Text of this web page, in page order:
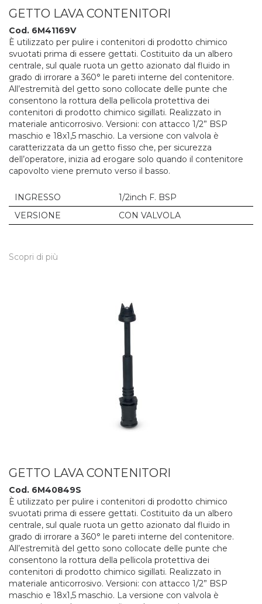
GETTO LAVA CONTENITORI
Cod. 6M41169V
È utilizzato per pulire i contenitori di prodotto chimico
svuotati prima di essere gettati. Costituito da un albero
centrale, sul quale ruota un getto azionato dal fluido in
grado di irrorare a 360° le pareti interne del contenitore.
All’estremità del getto sono collocate delle punte che
consentono la rottura della pellicola protettiva dei
contenitori di prodotto chimico sigillati. Realizzato in
materiale anticorrosivo. Versioni: con attacco 1/2” BSP
maschio e 18x1,5 maschio. La versione con valvola è
caratterizzata da un getto fisso che, per sicurezza
dell’operatore, inizia ad erogare solo quando il contenitore
capovolto viene premuto verso il basso.
INGRESSO
1/2inch F. BSP
VERSIONE
CON VALVOLA
Scopri di più
GETTO LAVA CONTENITORI
Cod. 6M40849S
È utilizzato per pulire i contenitori di prodotto chimico
svuotati prima di essere gettati. Costituito da un albero
centrale, sul quale ruota un getto azionato dal fluido in
grado di irrorare a 360° le pareti interne del contenitore.
All’estremità del getto sono collocate delle punte che
consentono la rottura della pellicola protettiva dei
contenitori di prodotto chimico sigillati. Realizzato in
materiale anticorrosivo. Versioni: con attacco 1/2” BSP
maschio e 18x1,5 maschio. La versione con valvola è